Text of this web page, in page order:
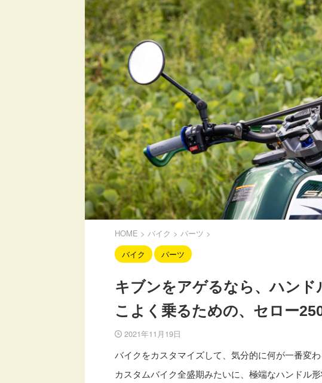
HOME > バイク > パーツ >
バイク
パーツ
キブンをアゲるなら、ハン
こよく乗るための、セロー
2021年11月19日
バイクをカスタマイズして、気分的に何が一番変
カスタムバイク全盛期みたいに、極端なハンドル